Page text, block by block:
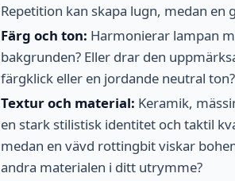
Repetition kan skapa lugn, medan
Färg och ton: Harmonierar lampan
bakgrunden? Eller drar den
färgklick eller en jordande neutral ton?
Textur och material: Keramik,
en stark stilistisk identitet och taktil
medan en vävd rottingbit viskar
andra materialen i ditt utrymme?